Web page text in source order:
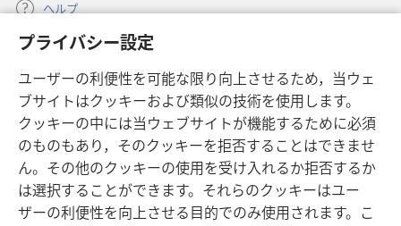
プライバシー設定
ユーザーの利便性を可能な限り向上させるため，当ウェ
ブサイトはクッキーおよび類似の技術を使用します。
クッキーの中には当ウェブサイトが機能するために必須
のものもあり，そのクッキーを拒否することはできませ
ん。その他のクッキーの使用を受け入れるか拒否するか
は選択することができます。それらのクッキーはユー
ザーの利便性を向上させる目的でのみ使用されます。こ
ヘルプ
寄付
し
い
タ
ブ
で
開
く）
ものみの塔 オンライン・ライブラリー
（新
し
い
タ
ブ
で
JW Hub ®
（新
し
い
タ
JW Library ®
®